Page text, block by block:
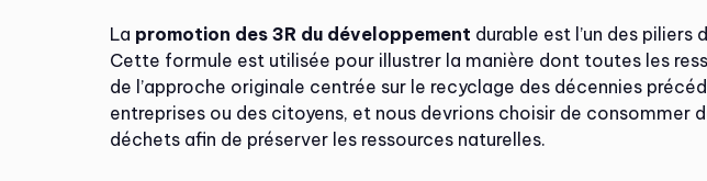
La promotion des 3R du développement durable est l’un des
Cette formule est utilisée pour illustrer la manière dont toutes les
de l’approche originale centrée sur le recyclage des décennies
entreprises ou des citoyens, et nous devrions choisir de consommer
déchets afin de préserver les ressources naturelles.